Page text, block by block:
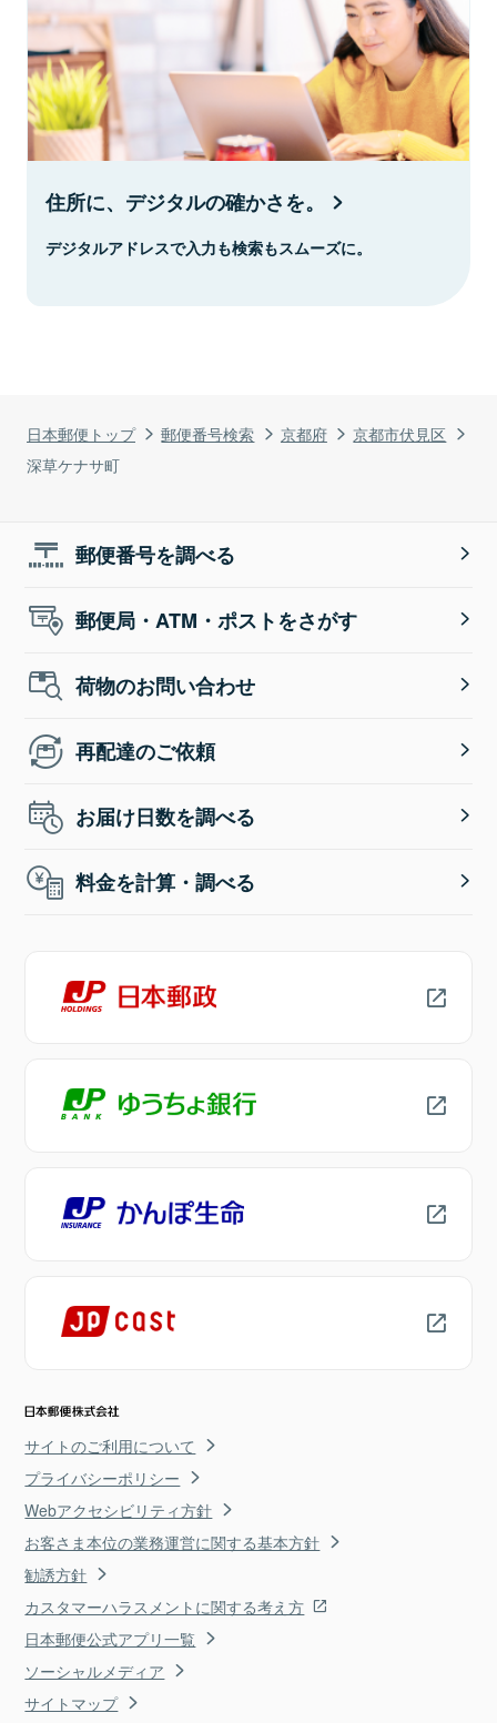
日本郵便トップ 郵便番号検索 京都府
京都市伏見区
深草ケナサ町
住所に、デジタルの確かさを。
デジタルアドレスで入力も検索もスムーズに。
郵便番号を調べる
郵便局・ATM・ポストをさがす
荷物のお問い合わせ
再配達のご依頼
お届け日数を調べる
料金を計算・調べる
サイトのご利用について
プライバシーポリシー
Webアクセシビリティ方針
お客さま本位の業務運営に関する基本方針
勧誘方針
カスタマーハラスメントに関する考え方
日本郵便公式アプリ一覧
ソーシャルメディア
サイトマップ